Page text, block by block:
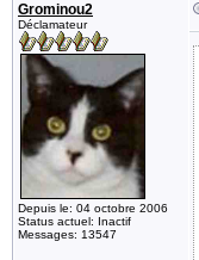
Grominou2
Déclamateur
Depuis le: 04 octobre 2006
Status actuel: Inactif
Messages: 13547